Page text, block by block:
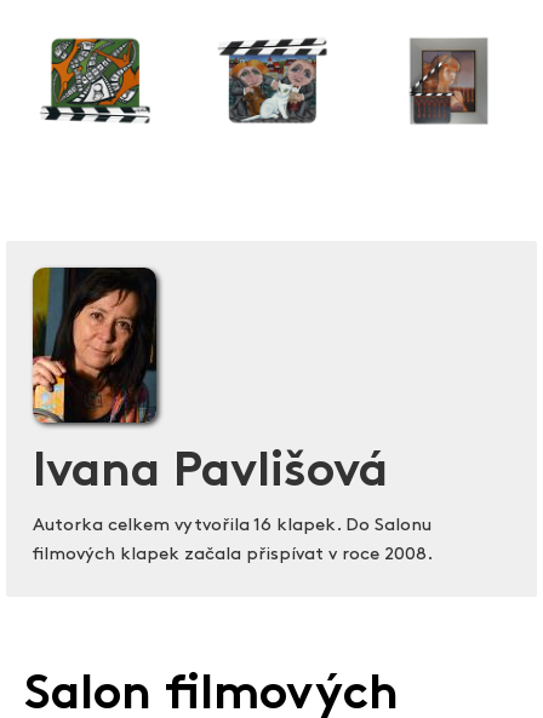
Ivana Pavlišová
Autorka celkem vytvořila 16 klapek. Do Salonu
filmových klapek začala přispívat v roce 2008.
Salon filmových